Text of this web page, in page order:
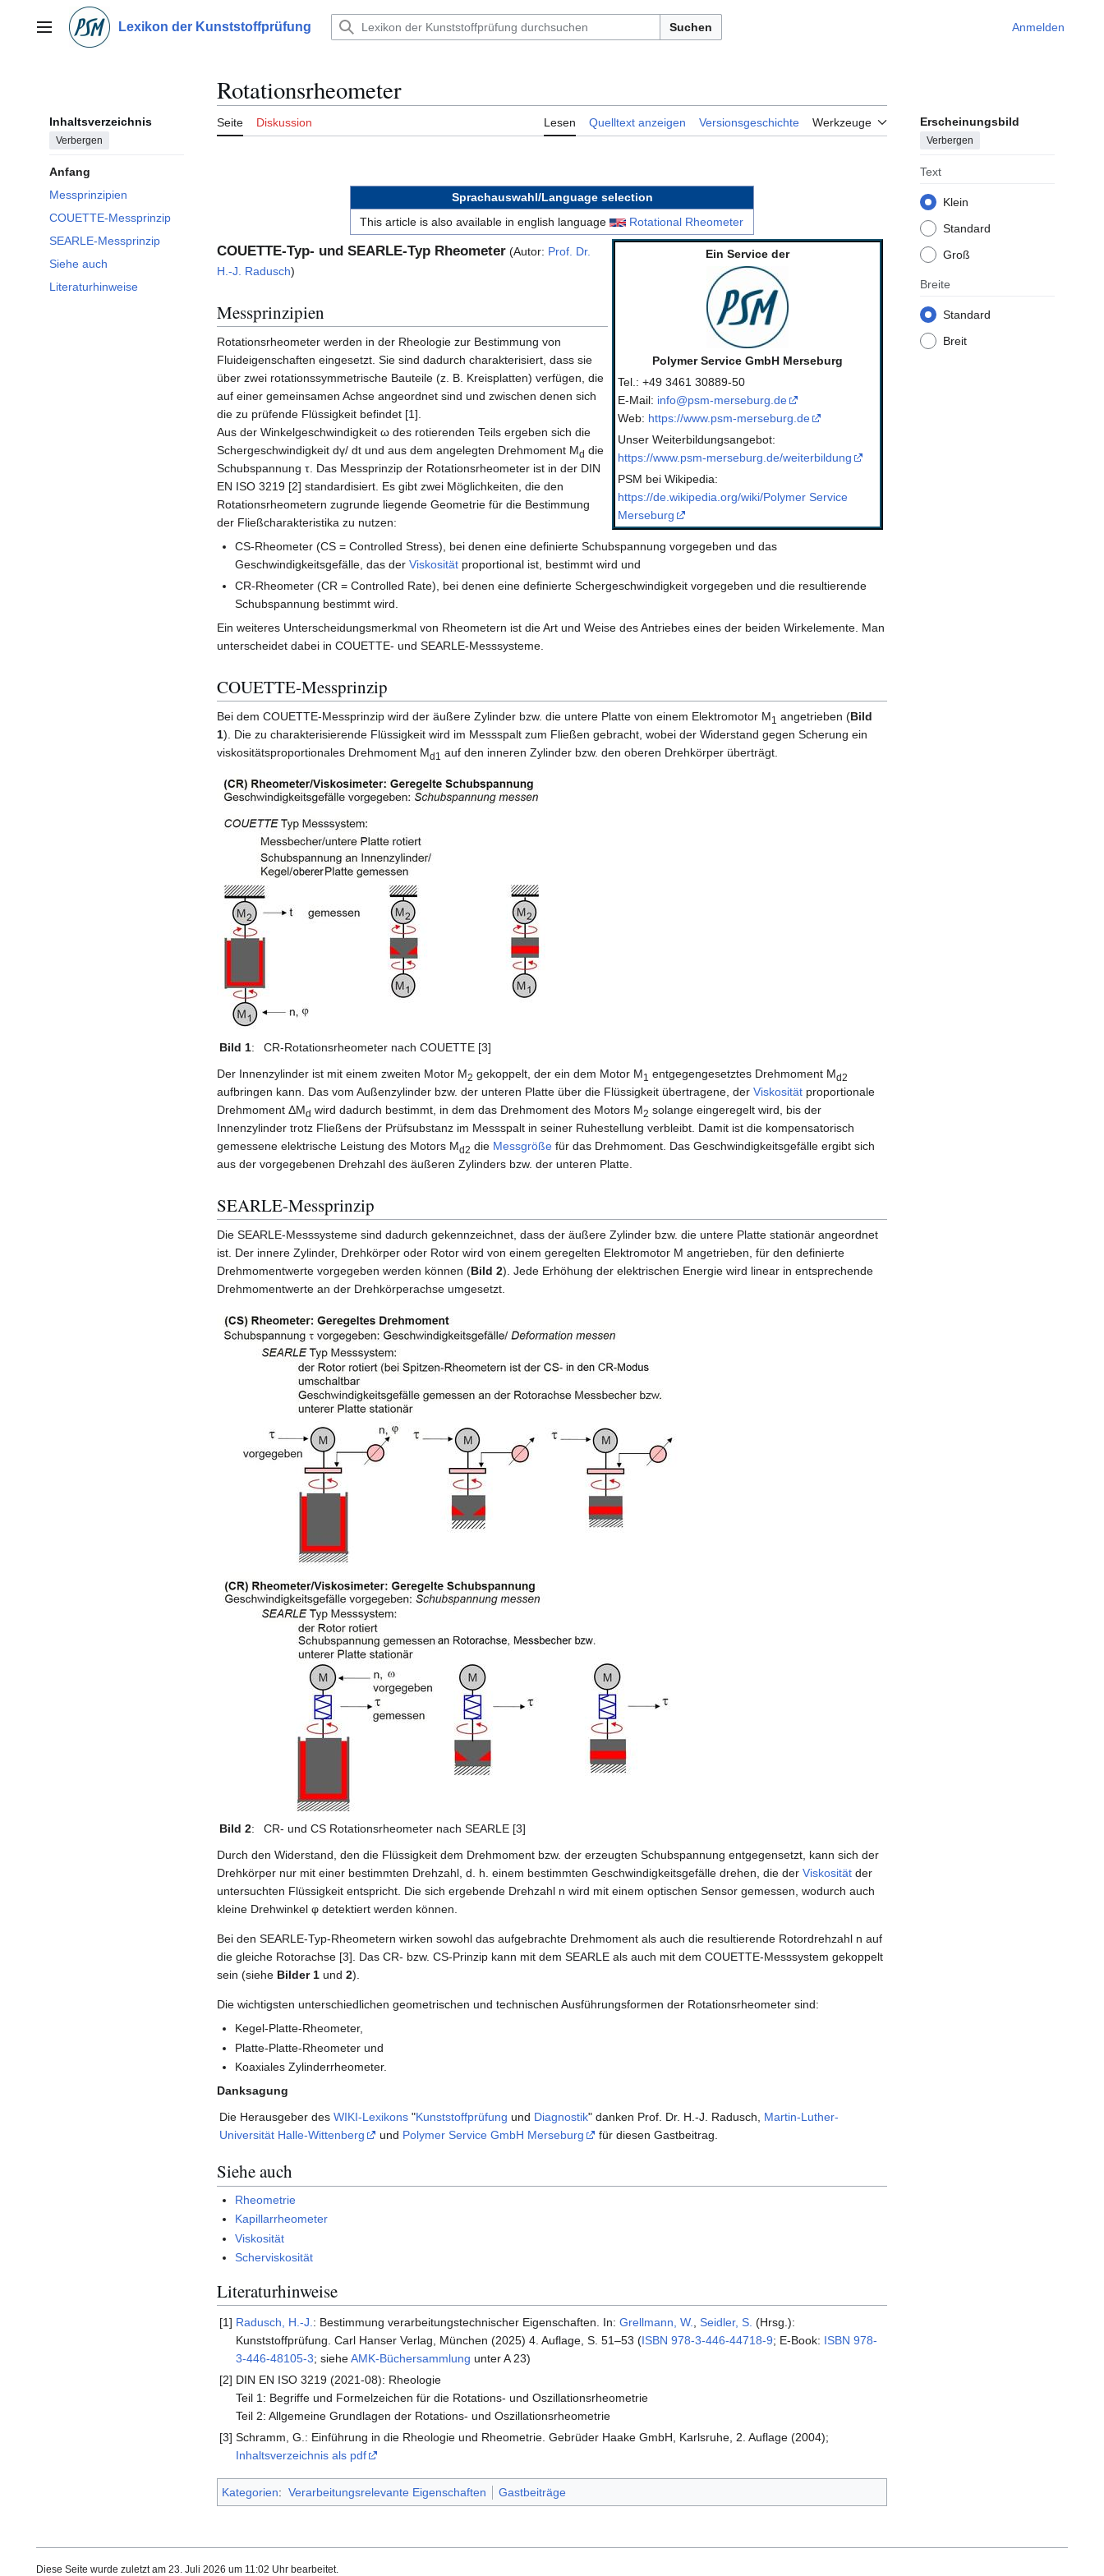
springenHauptmenü Lexikon der Kunststoffprüfung Suchen Anmelden
Inhaltsverzeichnis
Verbergen
Anfang
Messprinzipien
COUETTE-Messprinzip
SEARLE-Messprinzip
Siehe auch
Literaturhinweise
Rotationsrheometer
Seite Diskussion Lesen Quelltext anzeigen Versionsgeschichte Werkzeuge Erscheinungsbild
Verbergen
Text
Klein
Standard
Groß
Breite
Standard
Breit
Sprachauswahl/Language selection
This article is also available in english language
Rotational Rheometer
Ein Service der
Polymer Service GmbH Merseburg
Tel.: +49 3461 30889-50
E-Mail: info@psm-merseburg.de
Web: https://www.psm-merseburg.de
Unser Weiterbildungsangebot:
https://www.psm-merseburg.de/weiterbildung
PSM bei Wikipedia:
https://de.wikipedia.org/wiki/Polymer Service
Merseburg
COUETTE-Typ- und SEARLE-Typ Rheometer (Autor: Prof. Dr.
H.-J. Radusch)
Messprinzipien
Rotationsrheometer werden in der Rheologie zur Bestimmung von
Fluideigenschaften eingesetzt. Sie sind dadurch charakterisiert, dass sie
über zwei rotationssymmetrische Bauteile (z. B. Kreisplatten) verfügen, die
auf einer gemeinsamen Achse angeordnet sind und zwischen denen sich
die zu prüfende Flüssigkeit befindet [1].
Aus der Winkelgeschwindigkeit ω des rotierenden Teils ergeben sich die
Schergeschwindigkeit dγ/ dt und aus dem angelegten Drehmoment Md die
Schubspannung τ. Das Messprinzip der Rotationsrheometer ist in der DIN
EN ISO 3219 [2] standardisiert. Es gibt zwei Möglichkeiten, die den
Rotationsrheometern zugrunde liegende Geometrie für die Bestimmung
der Fließcharakteristika zu nutzen:
CS-Rheometer (CS = Controlled Stress), bei denen eine definierte Schubspannung vorgegeben und das
Geschwindigkeitsgefälle, das derViskosität proportional ist, bestimmt wird und
CR-Rheometer (CR = Controlled Rate), bei denen eine definierte Schergeschwindigkeit vorgegeben und die resultierende
Schubspannung bestimmt wird.
Ein weiteres Unterscheidungsmerkmal von Rheometern ist die Art und Weise des Antriebes eines der beiden Wirkelemente. Man
unterscheidet dabei in COUETTE- und SEARLE-Messsysteme.
COUETTE-Messprinzip
Bei dem COUETTE-Messprinzip wird der äußere Zylinder bzw. die untere Platte von einem Elektromotor M1 angetrieben (Bild
1). Die zu charakterisierende Flüssigkeit wird im Messspalt zum Fließen gebracht, wobei der Widerstand gegen Scherung ein
viskositätsproportionales Drehmoment Md1 auf den inneren Zylinder bzw. den oberen Drehkörper überträgt.
Bild 1:
CR-Rotationsrheometer nach COUETTE [3]
Der Innenzylinder ist mit einem zweiten Motor M2 gekoppelt, der ein dem Motor M1 entgegengesetztes Drehmoment Md2
aufbringen kann. Das vom Außenzylinder bzw. der unteren Platte über die Flüssigkeit übertragene, der Viskosität proportionale
Drehmoment ΔMd wird dadurch bestimmt, in dem das Drehmoment des Motors M2 solange eingeregelt wird, bis der
Innenzylinder trotz Fließens der Prüfsubstanz im Messspalt in seiner Ruhestellung verbleibt. Damit ist die kompensatorisch
gemessene elektrische Leistung des Motors Md2 die Messgröße für das Drehmoment. Das Geschwindigkeitsgefälle ergibt sich
aus der vorgegebenen Drehzahl des äußeren Zylinders bzw. der unteren Platte.
SEARLE-Messprinzip
Die SEARLE-Messsysteme sind dadurch gekennzeichnet, dass der äußere Zylinder bzw. die untere Platte stationär angeordnet
ist. Der innere Zylinder, Drehkörper oder Rotor wird von einem geregelten Elektromotor M angetrieben, für den definierte
Drehmomentwerte vorgegeben werden können (Bild 2). Jede Erhöhung der elektrischen Energie wird linear in entsprechende
Drehmomentwerte an der Drehkörperachse umgesetzt.
Bild 2:
CR- und CS Rotationsrheometer nach SEARLE [3]
Durch den Widerstand, den die Flüssigkeit dem Drehmoment bzw. der erzeugten Schubspannung entgegensetzt, kann sich der
Drehkörper nur mit einer bestimmten Drehzahl, d. h. einem bestimmten Geschwindigkeitsgefälle drehen, die der Viskosität der
untersuchten Flüssigkeit entspricht. Die sich ergebende Drehzahl n wird mit einem optischen Sensor gemessen, wodurch auch
kleine Drehwinkel φ detektiert werden können.
Bei den SEARLE-Typ-Rheometern wirken sowohl das aufgebrachte Drehmoment als auch die resultierende Rotordrehzahl n auf
die gleiche Rotorachse [3]. Das CR- bzw. CS-Prinzip kann mit dem SEARLE als auch mit dem COUETTE-Messsystem gekoppelt
sein (siehe Bilder 1 und 2).
Die wichtigsten unterschiedlichen geometrischen und technischen Ausführungsformen der Rotationsrheometer sind:
Kegel-Platte-Rheometer,
Platte-Platte-Rheometer und
Koaxiales Zylinderrheometer.
Danksagung
Die Herausgeber des WIKI-Lexikons "Kunststoffprüfung und Diagnostik" danken Prof. Dr. H.-J. Radusch, Martin-Luther-
Universität Halle-Wittenberg
und Polymer Service GmbH Merseburg für diesen Gastbeitrag.
Siehe auch
Rheometrie
Kapillarrheometer
Viskosität
Scherviskosität
Literaturhinweise
[1] Radusch, H.-J. : Bestimmung verarbeitungstechnischer Eigenschaften. In: Grellmann, W. Seidler, S. (Hrsg.):
Kunststoffprüfung. Carl Hanser Verlag, München (2025) 4. Auflage, S. 51–53 (ISBN 978-3-446-44718-9; E-Book: ISBN 978-
3-446-48105-3; sieheAMK-Büchersammlung unter A 23)
[2] DIN EN ISO 3219 (2021-08): Rheologie
Teil 1: Begriffe und Formelzeichen für die Rotations- und Oszillationsrheometrie
Teil 2: Allgemeine Grundlagen der Rotations- und Oszillationsrheometrie
[3] Schramm, G.: Einführung in die Rheologie und Rheometrie. Gebrüder Haake GmbH, Karlsruhe, 2. Auflage (2004);
Inhaltsverzeichnis als pdf
Kategorien: Verarbeitungsrelevante Eigenschaften Gastbeiträge
Diese Seite wurde zuletzt am 23. Juli 2026 um 11:02 Uhr bearbeitet.